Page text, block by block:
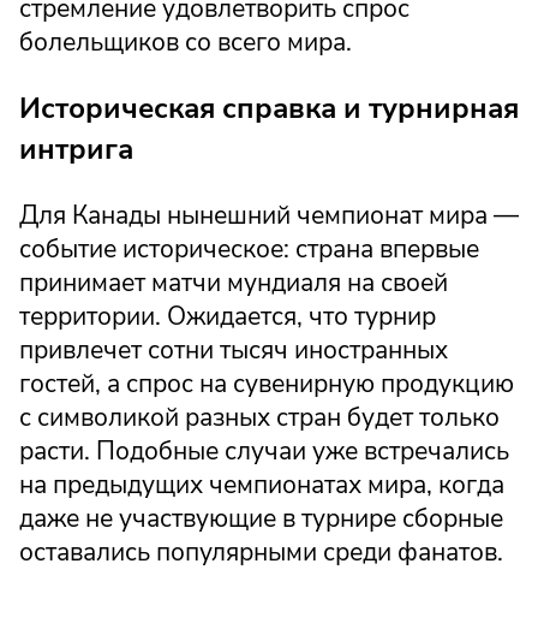
стремление удовлетворить спрос
болельщиков со всего мира.
Историческая справка и турнирная
интрига
Для Канады нынешний чемпионат мира —
событие историческое: страна впервые
принимает матчи мундиаля на своей
территории. Ожидается, что турнир
привлечет сотни тысяч иностранных
гостей, а спрос на сувенирную продукцию
с символикой разных стран будет только
расти. Подобные случаи уже встречались
на предыдущих чемпионатах мира, когда
даже не участвующие в турнире сборные
оставались популярными среди фанатов.